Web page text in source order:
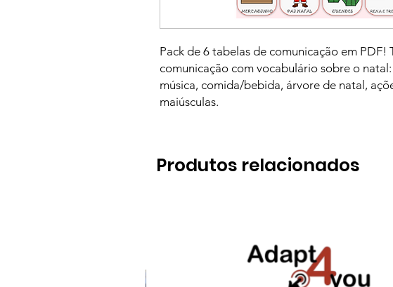
Pack de 6 tabelas de comunicação em PDF!
comunicação com vocabulário sobre o
música, comida/bebida, árvore de natal,
maiúsculas.
Produtos relacionados